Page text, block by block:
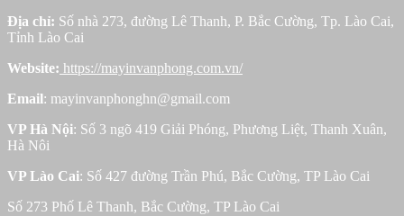
Địa chỉ: Số nhà 273, đường Lê Thanh, P. Bắc Cường, Tp. Lào Cai,
Tỉnh Lào Cai
Website: https://mayinvanphong.com.vn/
Email: mayinvanphonghn@gmail.com
VP Hà Nội: Số 3 ngõ 419 Giải Phóng, Phương Liệt, Thanh Xuân,
Hà Nôi
VP Lào Cai: Số 427 đường Trần Phú, Bắc Cường, TP Lào Cai
Số 273 Phố Lê Thanh, Bắc Cường, TP Lào Cai